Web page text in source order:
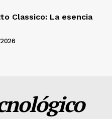
Classico: La esencia